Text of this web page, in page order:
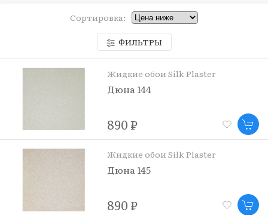
Сортировка:
ФИЛЬТРЫ
Жидкие обои Silk Plaster
Дюна 144
890 ₽
Жидкие обои Silk Plaster
Дюна 145
890 ₽